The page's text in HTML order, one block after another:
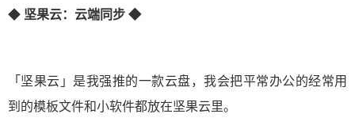
◆ 坚果云：云端同步 ◆
「坚果云」是我强推的一款云盘，我会把平常办公的经常用
到的模板文件和小软件都放在坚果云里。